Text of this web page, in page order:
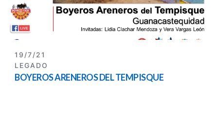
19/7/21
LEGADO
BOYEROS ARENEROS DEL TEMPISQUE